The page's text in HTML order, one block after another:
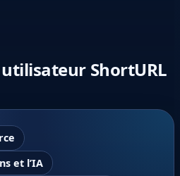
ShortURL
et l’IA